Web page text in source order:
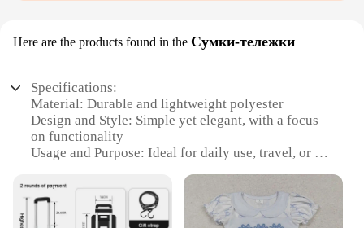
Here are the products found in the Сумки-тележки
Specifications:
Material: Durable and lightweight polyester
Design and Style: Simple yet elegant, with a focus
on functionality
Usage and Purpose: Ideal for daily use, travel, or as
Performance and Property: Strong and sturdy, with a
smooth gliding mechanism
Parts and Accessories: Comes with a telescoping